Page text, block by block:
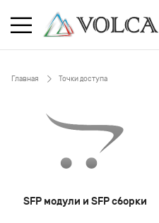
Главная Точки доступа
SFP модули и SFP сборки